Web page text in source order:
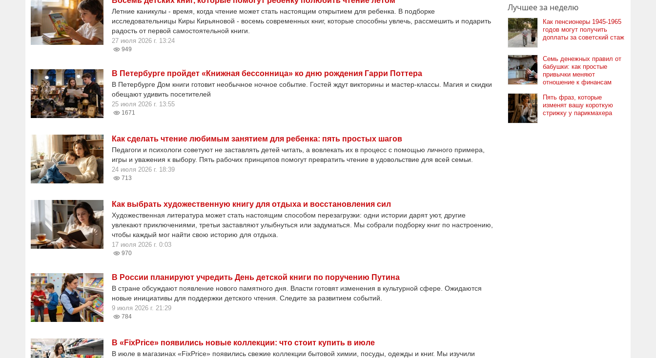
Летние каникулы - время, когда чтение может стать настоящим открытием для ребенка. В подборке
исследовательницы Киры Кирьяновой - восемь современных книг, которые способны увлечь, рассмешить и подарить
радость от первой самостоятельной книги.
27 июля 2026 г. 13:24
949
В Петербурге пройдет «Книжная бессонница» ко дню рождения Гарри Поттера
В Петербурге Дом книги готовит необычное ночное событие. Гостей ждут викторины и мастер-классы. Магия и скидки
обещают удивить посетителей
25 июля 2026 г. 13:55
1671
Как сделать чтение любимым занятием для ребенка: пять простых шагов
Педагоги и психологи советуют не заставлять детей читать, а вовлекать их в процесс с помощью личного примера,
игры и уважения к выбору. Пять рабочих принципов помогут превратить чтение в удовольствие для всей семьи.
24 июля 2026 г. 18:39
713
Как выбрать художественную книгу для отдыха и восстановления сил
Художественная литература может стать настоящим способом перезагрузки: одни истории дарят уют, другие
увлекают приключениями, третьи заставляют улыбнуться или задуматься. Мы собрали подборку книг по настроению,
чтобы каждый мог найти свою историю для отдыха.
17 июля 2026 г. 0:03
970
В России планируют учредить День детской книги по поручению Путина
В стране обсуждают появление нового памятного дня. Власти готовят изменения в культурной сфере. Ожидаются
новые инициативы для поддержки детского чтения. Следите за развитием событий.
9 июля 2026 г. 21:29
784
В «FixPrice» появились новые коллекции: что стоит купить в июле
В июле в магазинах «FixPrice» появились свежие коллекции бытовой химии, посуды, одежды и книг. Мы изучили
Лучшее за неделю
Как пенсионеры 1945-1965
годов могут получить
доплаты за советский стаж
Семь денежных правил от
бабушки: как простые
привычки меняют
отношение к финансам
Пять фраз, которые
изменят вашу короткую
стрижку у парикмахера